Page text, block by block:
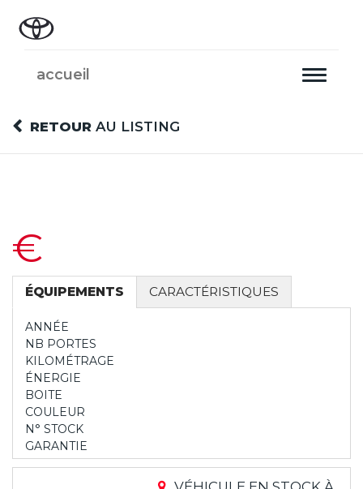
Toggle
accueil
RETOUR AU LISTING
€
ÉQUIPEMENTS CARACTÉRISTIQUES
ANNÉE
NB PORTES
KILOMÉTRAGE
ÉNERGIE
BOITE
COULEUR
N° STOCK
GARANTIE